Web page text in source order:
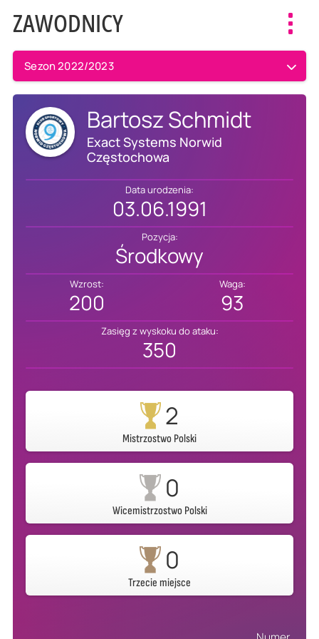
ZAWODNICY
Sezon 2022/2023
Bartosz Schmidt
Exact Systems Norwid
Częstochowa
Data urodzenia:
03.06.1991
Pozycja:
Środkowy
Wzrost:
200
Waga:
93
Zasięg z wyskoku do ataku:
350
2
Mistrzostwo Polski
0
Wicemistrzostwo Polski
0
Trzecie miejsce